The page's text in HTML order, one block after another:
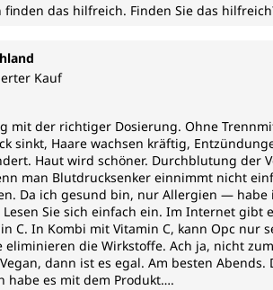
finden das hilfreich. Finden Sie das
von 5 von 5 Sternen
Kauf
mit der richtiger Dosierung. Ohne
sinkt, Haare wachsen kräftig,
Haut wird schöner. Durchblutung der
man Blutdrucksenker einnimmt nicht
Da ich gesund bin, nur Allergien —
Sie sich einfach ein. Im Internet
C. In Kombi mit Vitamin C, kann Opc
eliminieren die Wirkstoffe. Ach ja, nicht
Vegan, dann ist es egal. Am besten
habe es mit dem Produkt….